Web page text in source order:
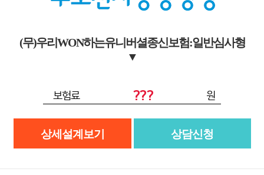
(무)우리WON하는유니버셜종신보험:일반심사형
▼
보험료 ??? 원
상세설계보기 상담신청